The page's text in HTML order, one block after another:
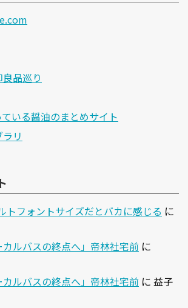
品巡り
いる醤油のまとめサイト
リ
トフォントサイズだとバカに感じる に
ルバスの終点へ」帝林社宅前 に
ルバスの終点へ」帝林社宅前 に 益子